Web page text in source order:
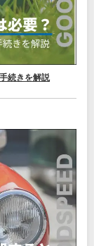
続きを解説